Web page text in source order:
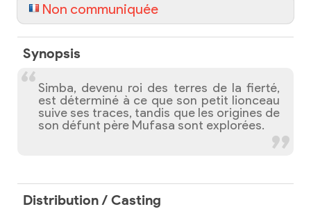
Non communiquée
Synopsis
Simba, devenu roi des terres de la fierté,
est déterminé à ce que son petit lionceau
suive ses traces, tandis que les origines de
son défunt père Mufasa sont explorées.
Distribution / Casting